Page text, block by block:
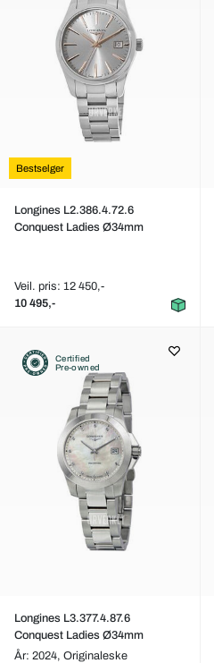
Bestselger
Longines L2.386.4.72.6
Conquest Ladies Ø34mm
Veil. pris: 12 450,-
10 495,-
Certified
Pre-owned
Longines L3.377.4.87.6
Conquest Ladies Ø34mm
År: 2024, Originaleske